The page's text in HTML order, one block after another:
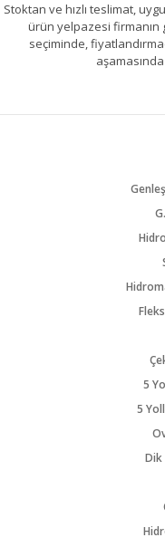
Stoktan ve hızlı teslimat,
ürün yelpazesi
seçiminde,
5
5
Dik